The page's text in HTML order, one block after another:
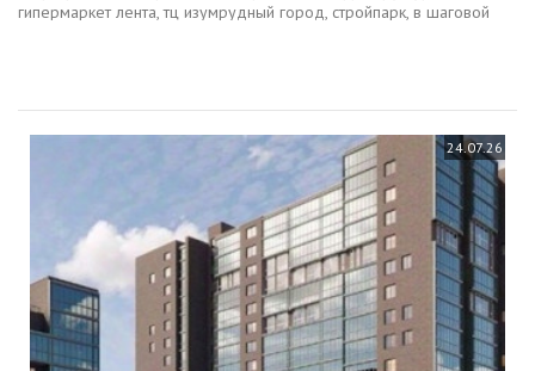
гипермаркет лента, тц изумрудный город, стройпарк, в шаговой
24.07.26